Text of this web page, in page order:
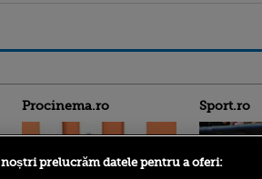
Procinema.ro Sport.ro
prelucrăm datele pentru a oferi: